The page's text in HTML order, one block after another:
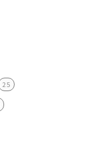
25